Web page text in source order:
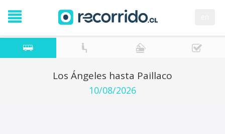
Los Ángeles hasta Paillaco
10/08/2026